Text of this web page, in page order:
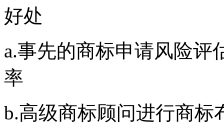
好处
a.事先的商标申请风险评
率
b.高级商标顾问进行商标